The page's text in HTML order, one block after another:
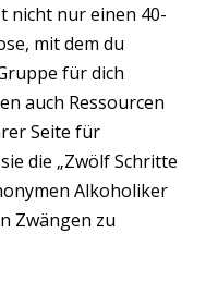
nicht nur einen 40-
mit dem du
für dich
auch Ressourcen
Seite für
die „Zwölf Schritte
Alkoholiker
Zwängen zu